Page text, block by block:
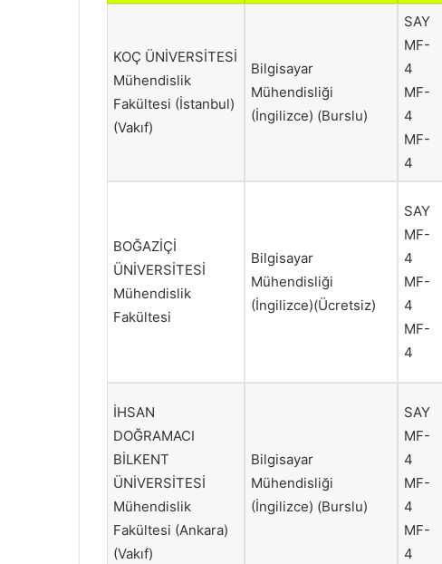
KOÇ ÜNİVERSİTESİ
Mühendislik
Fakültesi (İstanbul)
(Vakıf)
Bilgisayar
Mühendisliği
(İngilizce) (Burslu)
SAY
MF-
4
MF-
4
MF-
4
BOĞAZİÇİ
ÜNİVERSİTESİ
Mühendislik
Fakültesi
Bilgisayar
Mühendisliği
(İngilizce)(Ücretsiz)
SAY
MF-
4
MF-
4
MF-
4
İHSAN
DOĞRAMACI
BİLKENT
ÜNİVERSİTESİ
Mühendislik
Fakültesi (Ankara)
(Vakıf)
Bilgisayar
Mühendisliği
(İngilizce) (Burslu)
SAY
MF-
4
MF-
4
MF-
4